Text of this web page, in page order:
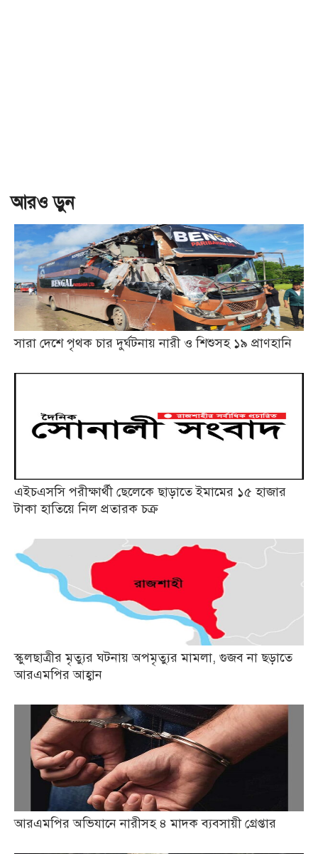
আরও ড়ুন
সারা দেশে পৃথক চার দুর্ঘটনায় নারী ও শিশুসহ ১৯ প্রাণহানি
এইচএসসি পরীক্ষার্থী ছেলেকে ছাড়াতে ইমামের ১৫ হাজার
টাকা হাতিয়ে নিল প্রতারক চক্র
স্কুলছাত্রীর মৃত্যুর ঘটনায় অপমৃত্যুর মামলা, গুজব না ছড়াতে
আরএমপির আহ্বান
আরএমপির অভিযানে নারীসহ ৪ মাদক ব্যবসায়ী গ্রেপ্তার